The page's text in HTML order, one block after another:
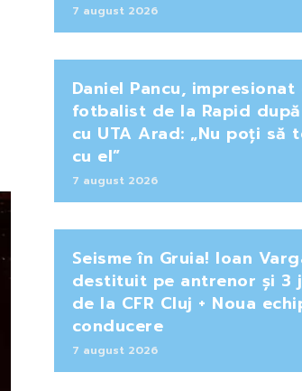
7 august 2026
Daniel Pancu, impresionat
fotbalist de la Rapid
cu UTA Arad: „Nu poți să
cu el”
7 august 2026
Seisme în Gruia! Ioan
destituit pe antrenor și 3
de la CFR Cluj + Noua
conducere
7 august 2026